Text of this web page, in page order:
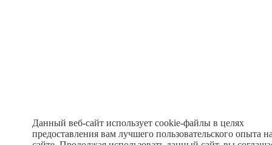
Данный веб-сайт использует cookie-файлы в целях
предоставления вам лучшего пользовательского опыта